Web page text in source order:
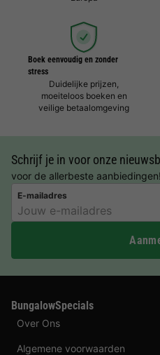
Boek eenvoudig en zonder
stress
Duidelijke prijzen,
moeiteloos boeken en
veilige betaalomgeving
Schrijf je in voor onze
voor de allerbeste aanbiedingen!
E-mailadres
BungalowSpecials
Over Ons
Algemene voorwaarden